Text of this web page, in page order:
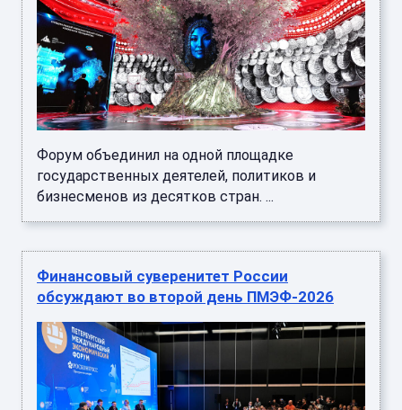
Форум объединил на одной площадке
государственных деятелей, политиков и
бизнесменов из десятков стран. ...
Финансовый суверенитет России
обсуждают во второй день ПМЭФ-2026